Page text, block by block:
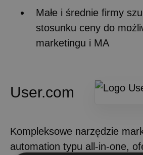
Małe i średnie firmy
stosunku ceny do
marketingu i MA
User.com
Kompleksowe narzędzie
automation typu all-in-one,